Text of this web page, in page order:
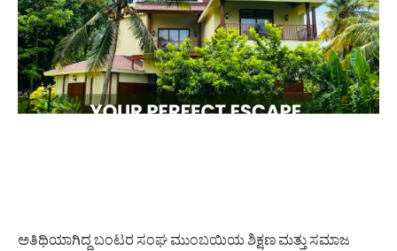
ಅತಿಥಿಯಾಗಿದ್ದ ಬಂಟರ ಸಂಘ ಮುಂಬಯಿಯ ಶಿಕ್ಷಣ ಮತ್ತು ಸಮಾಜ